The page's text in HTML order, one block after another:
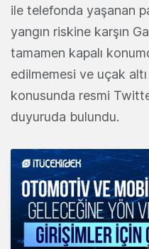
ile telefonda yaşanan
yangın riskine karşın
tamamen kapalı
edilmemesi ve uçak
konusunda resmi
duyuruda bulundu.